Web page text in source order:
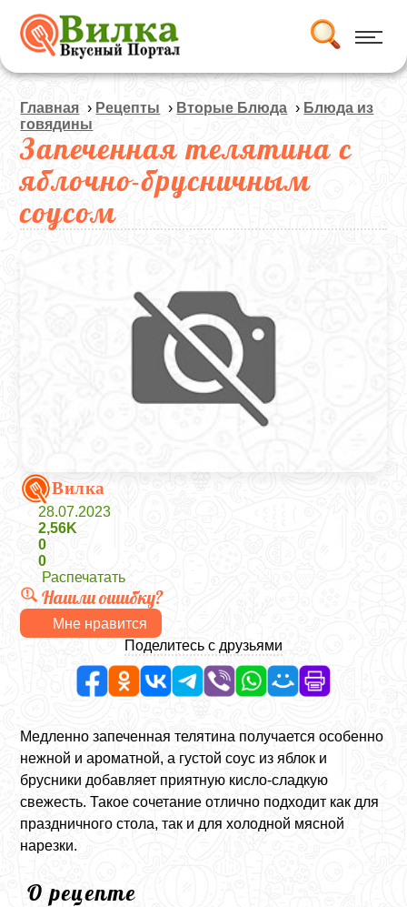
Главная › Рецепты › Вторые Блюда › Блюда из
говядины
Запеченная телятина с
яблочно-брусничным
соусом
Вилка
28.07.2023
2,56K
0
0
Распечатать
Нашли ошибку?
Мне нравится
Поделитесь с друзьями
Медленно запеченная телятина получается особенно
нежной и ароматной, а густой соус из яблок и
брусники добавляет приятную кисло-сладкую
свежесть. Такое сочетание отлично подходит как для
праздничного стола, так и для холодной мясной
нарезки.
О рецепте